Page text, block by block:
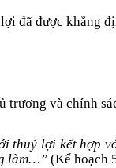
đã được khẳng
trương và chính
thuỷ lợi kết hợp
làm…” (Kế hoạch